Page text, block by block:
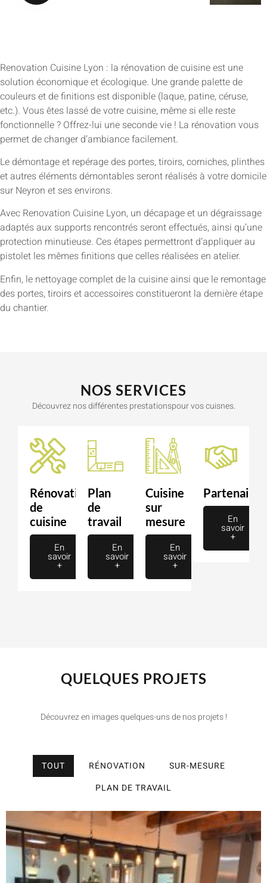
Renovation Cuisine Lyon : la rénovation de cuisine est une
solution économique et écologique. Une grande palette de
couleurs et de finitions est disponible (laque, patine, céruse,
etc.). Vous êtes lassé de votre cuisine, même si elle reste
fonctionnelle ? Offrez-lui une seconde vie ! La rénovation vous
permet de changer d’ambiance facilement.
Le démontage et repérage des portes, tiroirs, corniches, plinthes
et autres éléments démontables seront réalisés à votre domicile
sur Neyron et ses environs.
Avec Renovation Cuisine Lyon, un décapage et un dégraissage
adaptés aux supports rencontrés seront effectués, ainsi qu’une
protection minutieuse. Ces étapes permettront d’appliquer au
pistolet les mêmes finitions que celles réalisées en atelier.
Enfin, le nettoyage complet de la cuisine ainsi que le remontage
des portes, tiroirs et accessoires constitueront la dernière étape
du chantier.
NOS SERVICES
Découvrez nos différentes prestationspour vos cuisnes.
Rénovation
de
cuisine
En
savoir
+
Plan
de
travail
En
savoir
+
Cuisine
sur
mesure
En
savoir
+
Partenaire
En
savoir
+
QUELQUES PROJETS
Découvrez en images quelques-uns de nos projets !
TOUT RÉNOVATION
SUR-MESURE
PLAN DE TRAVAIL